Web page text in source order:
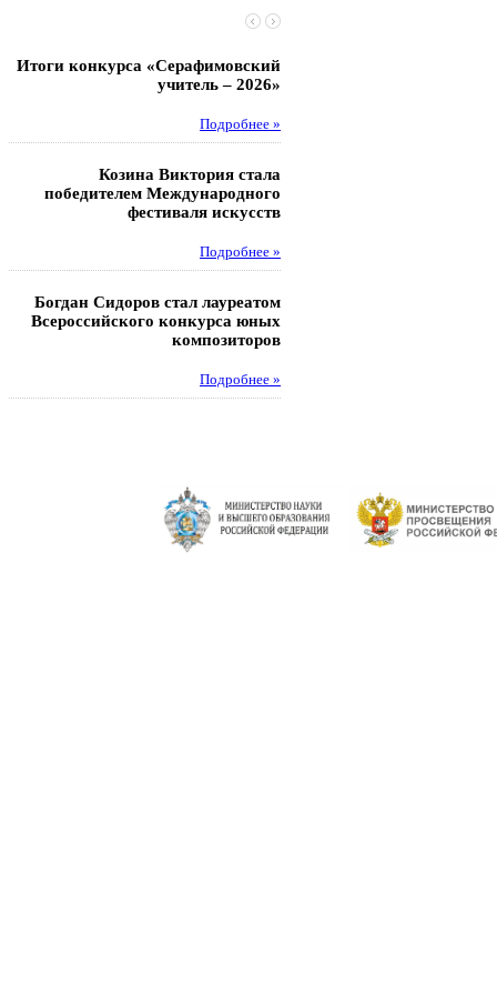
Итоги конкурса «Серафимовский
учитель – 2026»
Подробнее »
Козина Виктория стала
победителем Международного
фестиваля искусств
Подробнее »
Богдан Сидоров стал лауреатом
Всероссийского конкурса юных
композиторов
Подробнее »